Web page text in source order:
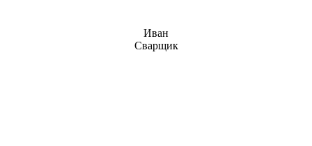
Иван
Сварщик